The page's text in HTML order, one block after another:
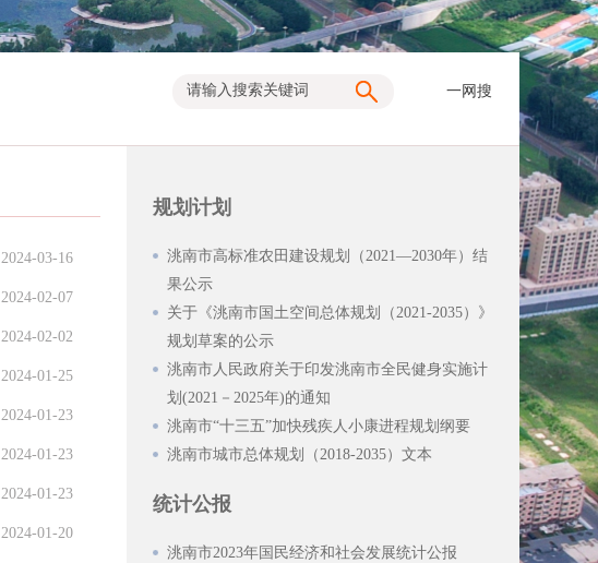
一网搜
2024-03-16
2024-02-07
2024-02-02
2024-01-25
2024-01-23
2024-01-23
2024-01-23
2024-01-20
规划计划
洮南市高标准农田建设规划（2021—2030年）结
果公示
关于《洮南市国土空间总体规划（2021-2035）》
规划草案的公示
洮南市人民政府关于印发洮南市全民健身实施计
划(2021－2025年)的通知
洮南市“十三五”加快残疾人小康进程规划纲要
洮南市城市总体规划（2018-2035）文本
统计公报
洮南市2023年国民经济和社会发展统计公报